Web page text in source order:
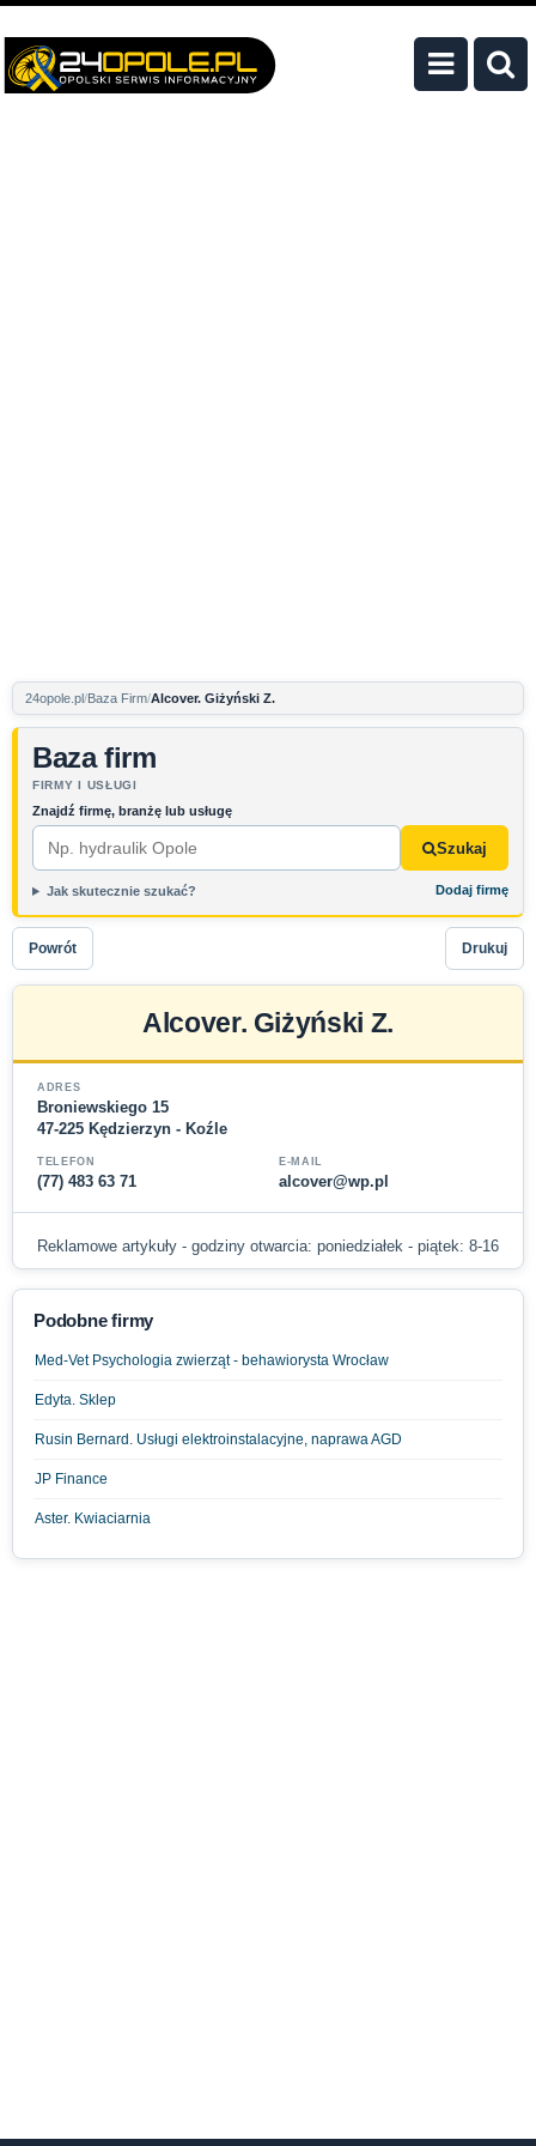
24opole.pl Baza Firm Alcover. Giżyński Z.
Baza firm
FIRMY I USŁUGI
Znajdź firmę, branżę lub usługę
Szukaj
Jak skutecznie szukać? Dodaj firmę
Powrót Drukuj
Alcover. Giżyński Z.
ADRES
Broniewskiego 15
47-225 Kędzierzyn - Koźle
TELEFON
(77) 483 63 71
E-MAIL
alcover@wp.pl
Reklamowe artykuły - godziny otwarcia: poniedziałek - piątek: 8-16
Podobne firmy
Med-Vet Psychologia zwierząt - behawiorysta Wrocław
Edyta. Sklep
Rusin Bernard. Usługi elektroinstalacyjne, naprawa AGD
JP Finance
Aster. Kwiaciarnia